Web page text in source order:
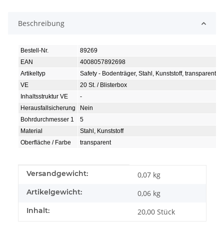
Beschreibung
Bestell-Nr.
89269
EAN
4008057892698
Artikeltyp
Safety - Bodenträger, Stahl, Kunststoff, transparent
VE
20 St. / Blisterbox
Inhaltsstruktur VE
-
Herausfallsicherung
Nein
Bohrdurchmesser 1
5
Material
Stahl, Kunststoff
Oberfläche / Farbe
transparent
Produkteigenschaft
Wert
Versandgewicht: 0,07 kg
Artikelgewicht: 0,06 kg
Inhalt: 20,00 Stück